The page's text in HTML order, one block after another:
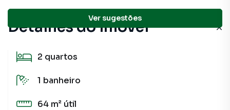
Ver sugestões
Detalhes do imóvel
2 quartos
1 banheiro
64 m² útil